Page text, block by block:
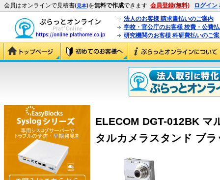
会員はオンラインで見積書(見本)を無料で作成できます 会員登録(無料) ログイン
法人のお客様 請求書払いのご案内
学校・官公庁のお客様 校費・公費
研究機関のお客様 科研費払いのご
ELECOM DGT-012BK マ
タルカメラスタンド ブ